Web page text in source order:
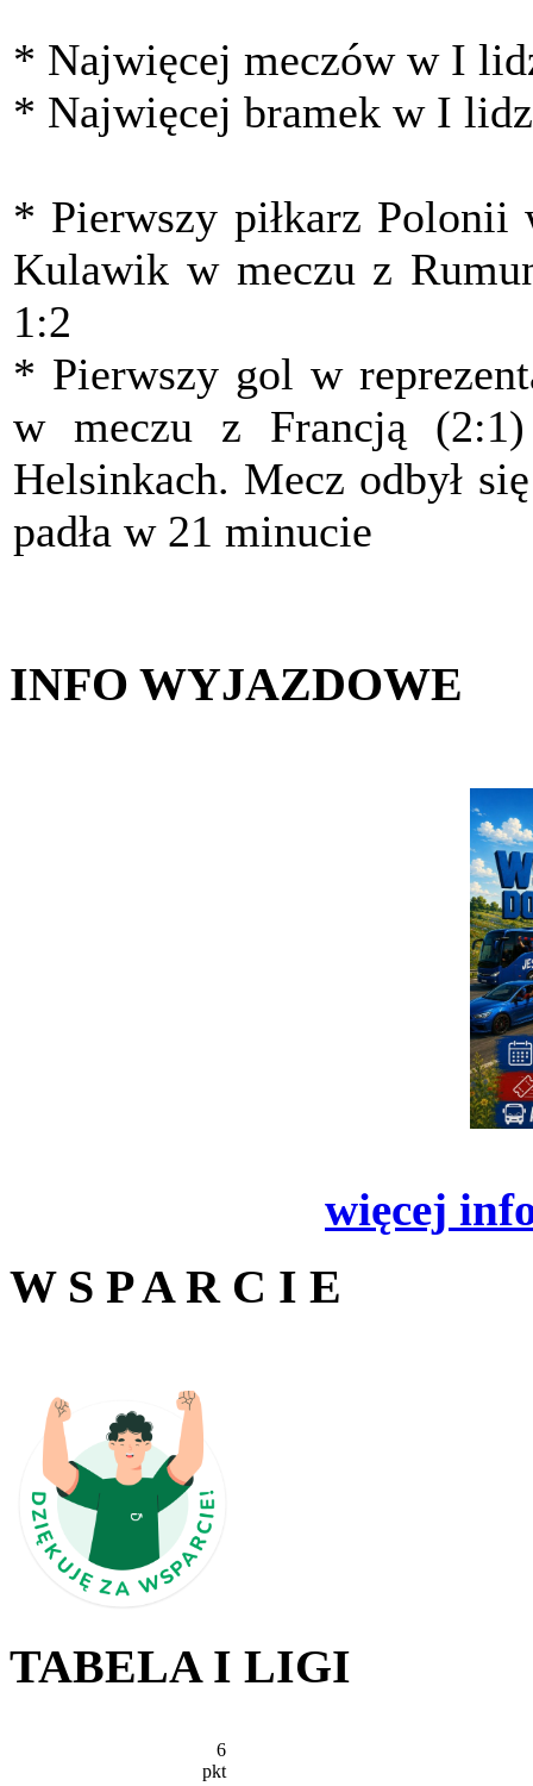
* Najwięcej meczów w I
* Najwięcej bramek w I
* Pierwszy piłkarz
Kulawik w meczu z
1:2
* Pierwszy gol w
w meczu z Francją
Helsinkach. Mecz odbył
padła w 21 minucie
INFO WYJAZDOWE
więcej
W S P A R C I E
TABELA I LIGI
6
pkt